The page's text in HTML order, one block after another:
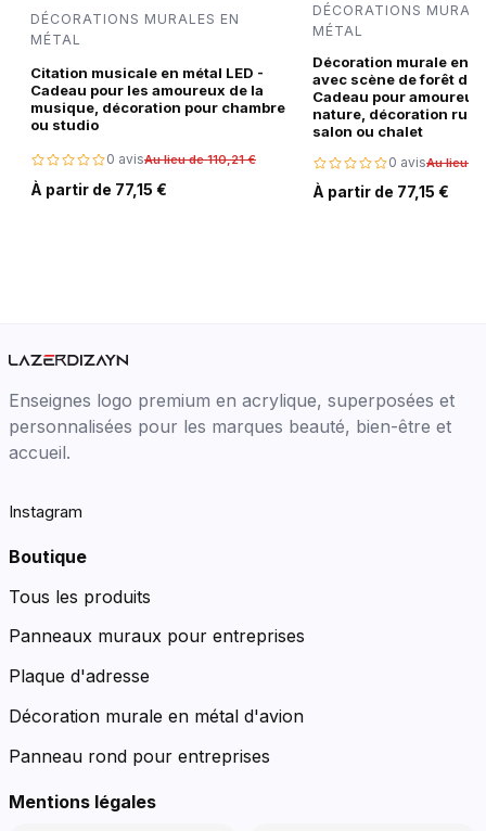
DÉCORATIONS MURALES EN
MÉTAL
Citation musicale en métal LED -
Cadeau pour les amoureux de la
musique, décoration pour chambre
ou studio
0 avisAu lieu de 110,21 €
À partir de 77,15 €
DÉCORATIONS
MÉTAL
Décoration murale en
avec scène de forêt de
Cadeau pour amoureux
nature, décoration
salon ou chalet
0 avisAu lieu
À partir de 77,15 €
Enseignes logo premium en acrylique, superposées et
personnalisées pour les marques beauté, bien-être et
accueil.
Instagram
Boutique
Tous les produits
Panneaux muraux pour entreprises
Plaque d'adresse
Décoration murale en métal d'avion
Panneau rond pour entreprises
Mentions légales